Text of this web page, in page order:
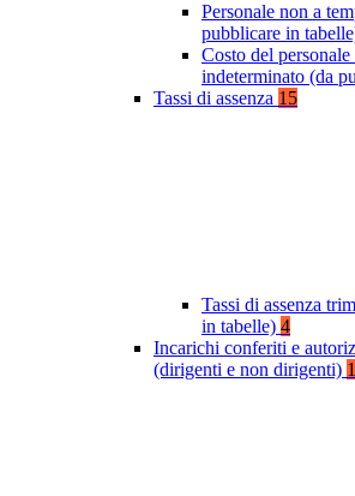
Personale non a
pubblicare in
Costo del
indeterminato (da
Tassi di assenza 15
Tassi di assenza
in tabelle) 4
Incarichi conferiti e
(dirigenti e non dirigenti)